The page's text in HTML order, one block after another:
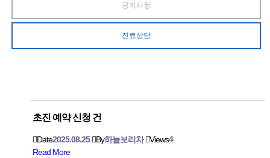
공지사항
진료상담
초진 예약 신청 건
Date2025.08.25 By하늘보리차 Views4
Read More